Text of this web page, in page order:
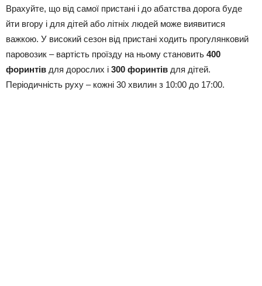
Врахуйте, що від самої пристані і до абатства дорога буде
йти вгору і для дітей або літніх людей може виявитися
важкою. У високий сезон від пристані ходить прогулянковий
паровозик – вартість проїзду на ньому становить 400
форинтів для дорослих і 300 форинтів для дітей.
Періодичність руху – кожні 30 хвилин з 10:00 до 17:00.